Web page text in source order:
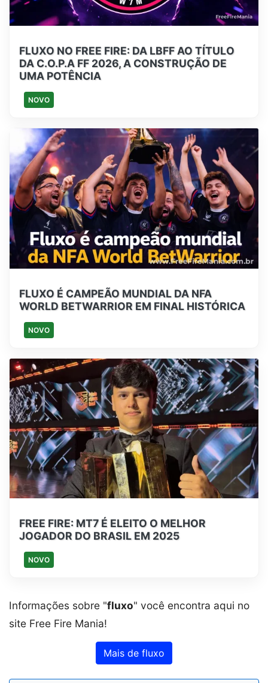
FLUXO NO FREE FIRE: DA LBFF AO TÍTULO
DA C.O.P.A FF 2026, A CONSTRUÇÃO DE
UMA POTÊNCIA
NOVO
FLUXO É CAMPEÃO MUNDIAL DA NFA
WORLD BETWARRIOR EM FINAL HISTÓRICA
NOVO
FREE FIRE: MT7 É ELEITO O MELHOR
JOGADOR DO BRASIL EM 2025
NOVO
Informações sobre "fluxo" você encontra aqui no
site Free Fire Mania!
Mais de fluxo